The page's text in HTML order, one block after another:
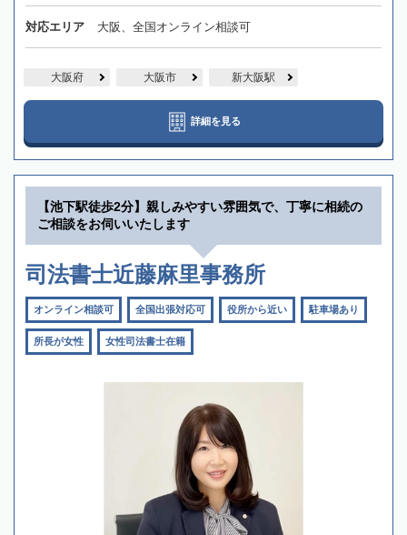
対応エリア 大阪、全国オンライン相談可
大阪府 大阪市 新大阪駅
詳細を見る
【池下駅徒歩2分】親しみやすい雰囲気で、丁寧に相続の
ご相談をお伺いいたします
司法書士近藤麻里事務所
オンライン相談可 全国出張対応可 役所から近い 駐車場あり
所長が女性 女性司法書士在籍